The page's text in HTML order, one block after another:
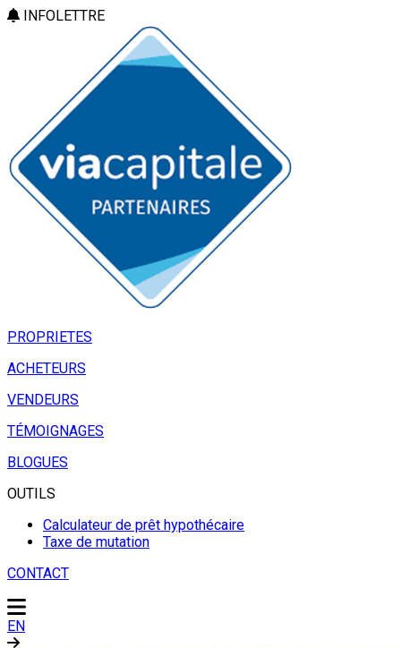
INFOLETTRE
PROPRIETES
ACHETEURS
VENDEURS
TÉMOIGNAGES
BLOGUES
OUTILS
Calculateur de prêt hypothécaire
Taxe de mutation
CONTACT
EN